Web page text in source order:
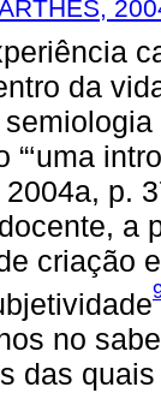
da
“‘uma
2004a, p.
a
criação
no
das